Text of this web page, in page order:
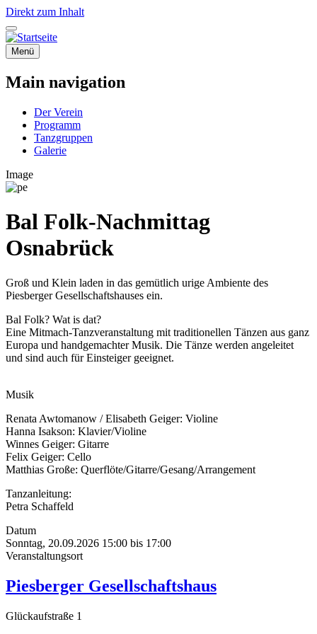
Direkt zum Inhalt
Menü
Main navigation
Der Verein
Programm
Tanzgruppen
Galerie
Image
Bal Folk-Nachmittag
Osnabrück
Groß und Klein laden in das gemütlich urige Ambiente des
Piesberger Gesellschaftshauses ein.
Bal Folk? Wat is dat?
Eine Mitmach-Tanzveranstaltung mit traditionellen Tänzen aus ganz
Europa und handgemachter Musik. Die Tänze werden angeleitet
und sind auch für Einsteiger geeignet.
Musik
Renata Awtomanow / Elisabeth Geiger: Violine
Hanna Isakson: Klavier/Violine
Winnes Geiger: Gitarre
Felix Geiger: Cello
Matthias Große: Querflöte/Gitarre/Gesang/Arrangement
Tanzanleitung:
Petra Schaffeld
Datum
Sonntag, 20.09.2026 15:00 bis 17:00
Veranstaltungsort
Piesberger Gesellschaftshaus
Glückaufstraße 1